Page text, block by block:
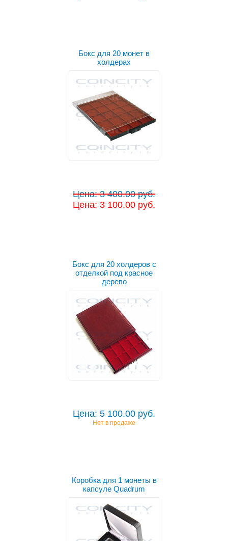
Бокс для 20 монет в
холдерах
Цена: 3 400.00 руб.
Цена: 3 100.00 руб.
Бокс для 20 холдеров с
отделкой под красное
дерево
Цена: 5 100.00 руб.
Нет в продаже
Коробка для 1 монеты в
капсуле Quadrum